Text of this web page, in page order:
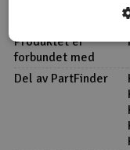
Produktet er
forbundet med
Del av PartFinder